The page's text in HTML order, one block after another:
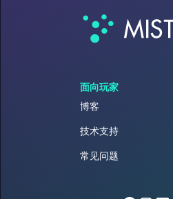
面向玩家
博客
技术支持
常见问题